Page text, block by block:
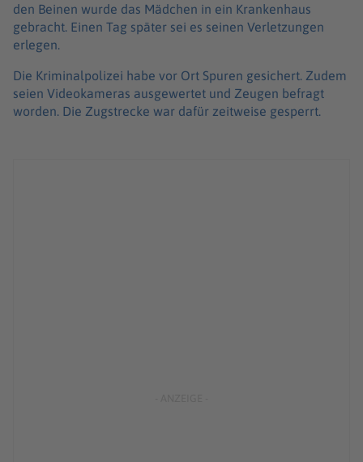
den Beinen wurde das Mädchen in ein Krankenhaus
gebracht. Einen Tag später sei es seinen Verletzungen
erlegen.
Die Kriminalpolizei habe vor Ort Spuren gesichert. Zudem
seien Videokameras ausgewertet und Zeugen befragt
worden. Die Zugstrecke war dafür zeitweise gesperrt.